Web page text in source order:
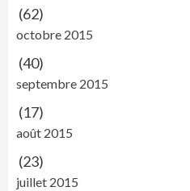
(62)
octobre 2015
(40)
septembre 2015
(17)
août 2015
(23)
juillet 2015